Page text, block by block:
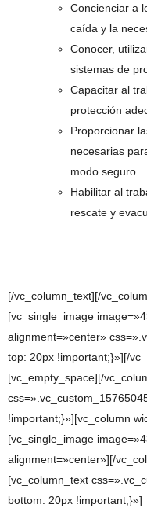
Concienciar a
caída y la
Conocer,
sistemas de
Capacitar al
protección
Proporcionar
necesarias
modo seguro.
Habilitar al
rescate y
[/vc_column_text][/
[vc_single_image
alignment=»center»
top: 20px !important;}»][/
[vc_empty_space][/
!important;}»][vc_column
[vc_single_image
alignment=»center»][/
[vc_column_text
bottom: 20px !important;}»]